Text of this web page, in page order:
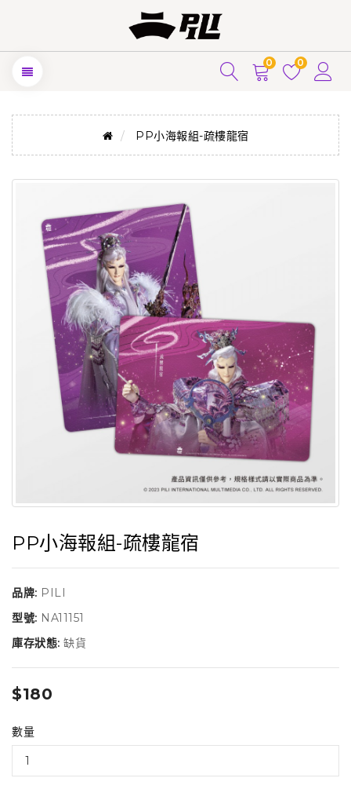
0 0
PP小海報組-疏樓龍宿
PP小海報組-疏樓龍宿
品牌: PILI
型號: NA11151
庫存狀態: 缺貨
$180
數量